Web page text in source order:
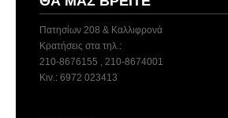
Πατησίων 208 & Καλλιφρονά
Κρατήσεις στα τηλ.:
210-8676155 , 210-8674001
Κιν.: 6972 023413